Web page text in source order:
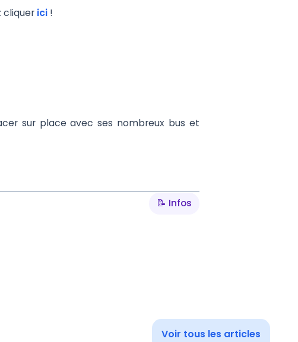
cliquer ici !
sur place avec ses nombreux bus et
📝 Infos
Voir tous les articles